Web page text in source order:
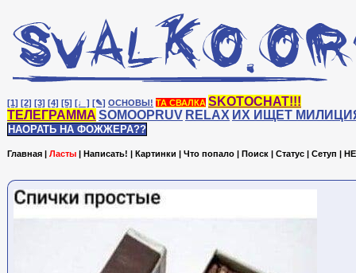
[1] [2] [3] [4] [5] [♩] [✎] ОСНОВЫ! ТА СВАЛКА SKOTOCHAT!!!
ТЕЛЕГРАММА SOMOOPRUV RELAX ИХ ИЩЕТ
НАОРАТЬ НА ФОЖЖЕРА??
Главная | Ласты | Написать! | Картинки | Что попало | Поиск | Статус | Сетуп |